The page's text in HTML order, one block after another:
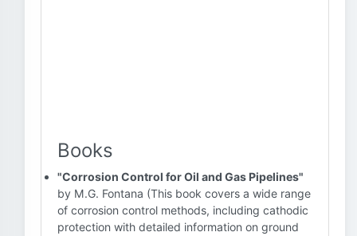
Books
"Corrosion Control for Oil and Gas Pipelines"
by M.G. Fontana (This book covers a wide range
of corrosion control methods, including cathodic
protection with detailed information on ground